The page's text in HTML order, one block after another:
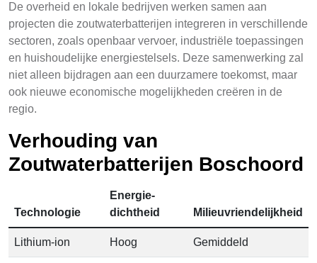
De overheid en lokale bedrijven werken samen aan
projecten die zoutwaterbatterijen integreren in verschillende
sectoren, zoals openbaar vervoer, industriële toepassingen
en huishoudelijke energiestelsels. Deze samenwerking zal
niet alleen bijdragen aan een duurzamere toekomst, maar
ook nieuwe economische mogelijkheden creëren in de
regio.
Verhouding van
Zoutwaterbatterijen Boschoord
Technologie
Energie-
dichtheid
Milieuvriendelijkheid
Lithium-ion Hoog Gemiddeld